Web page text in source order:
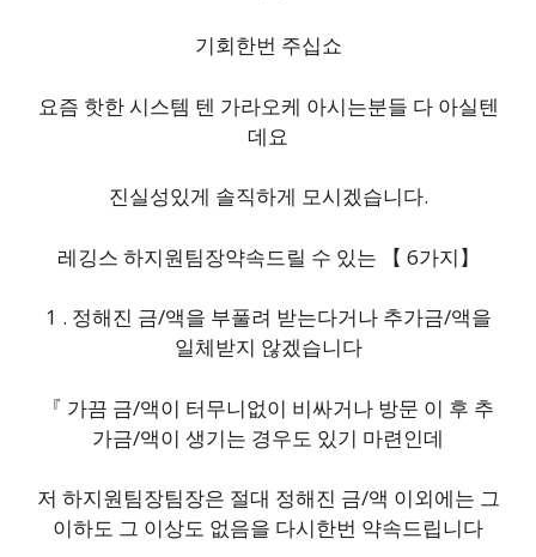
기회한번 주십쇼
요즘 핫한 시스템 텐 가라오케 아시는분들 다 아실텐
데요
진실성있게 솔직하게 모시겠습니다.
레깅스 하지원팀장약속드릴 수 있는 【 6가지】
1 . 정해진 금/액을 부풀려 받는다거나 추가금/액을
일체받지 않겠습니다
『 가끔 금/액이 터무니없이 비싸거나 방문 이 후 추
가금/액이 생기는 경우도 있기 마련인데
저 하지원팀장팀장은 절대 정해진 금/액 이외에는 그
이하도 그 이상도 없음을 다시한번 약속드립니다